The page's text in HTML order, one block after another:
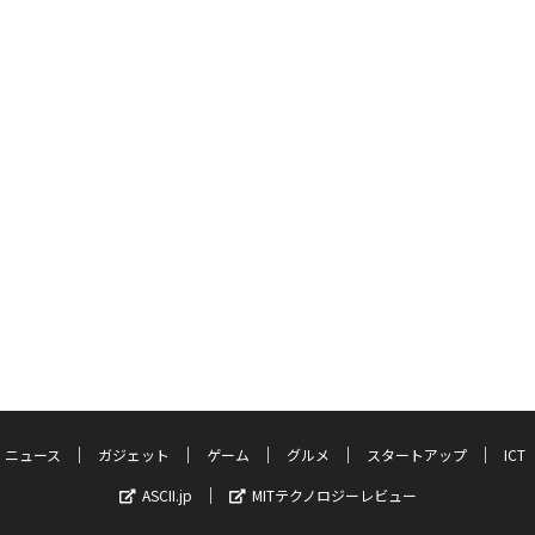
ニュース ガジェット ゲーム グルメ スタートアップ
ICT
ASCII.jp
MITテクノロジーレビュー